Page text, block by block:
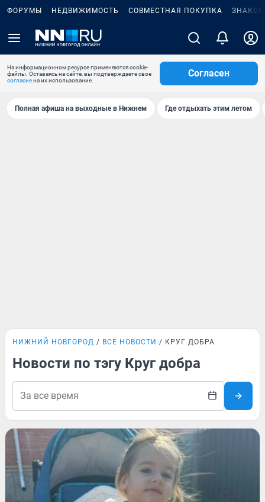
ФОРУМЫ НЕДВИЖИМОСТЬ СОВМЕСТНАЯ ПОКУПКА
На информационном ресурсе применяются cookie-
файлы. Оставаясь на сайте, вы подтверждаете свое
согласиена их использование.
Согласен
Полная афиша на выходные в Нижнем Где отдыхать этим летом
НИЖНИЙ НОВГОРОД ВСЕ НОВОСТИ КРУГ ДОБРА
Новости по тэгу Круг добра